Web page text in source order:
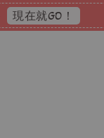
現在就GO！